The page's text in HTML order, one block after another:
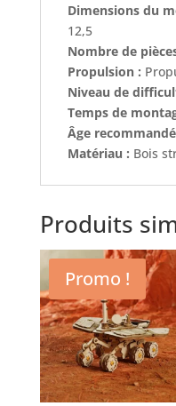
Dimensions du
12,5
Nombre de
Propulsion :
Niveau de
Temps de
Âge
Matériau : Bois
Produits
Promo !